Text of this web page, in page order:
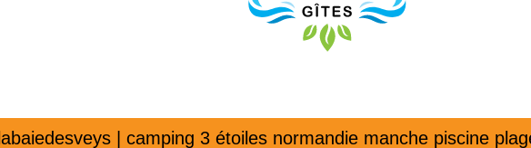
| camping 3 étoiles normandie manche piscine